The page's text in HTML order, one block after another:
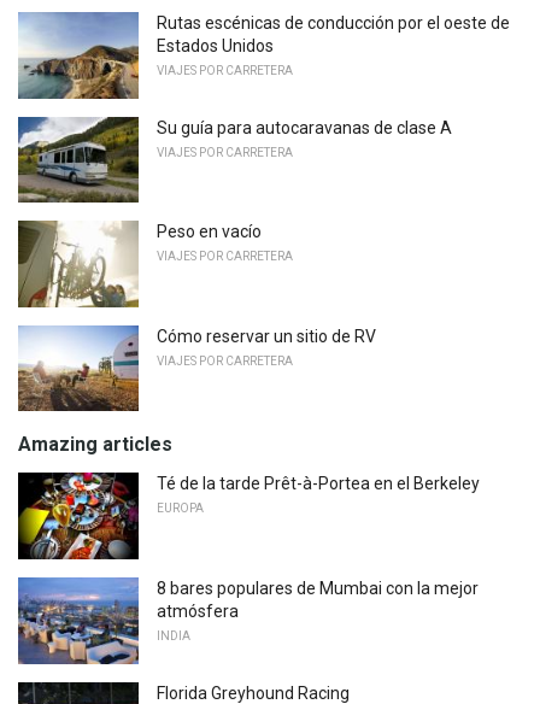
Rutas escénicas de conducción por el oeste de
Estados Unidos
VIAJES POR CARRETERA
Su guía para autocaravanas de clase A
VIAJES POR CARRETERA
Peso en vacío
VIAJES POR CARRETERA
Cómo reservar un sitio de RV
VIAJES POR CARRETERA
Amazing articles
Té de la tarde Prêt-à-Portea en el Berkeley
EUROPA
8 bares populares de Mumbai con la mejor
atmósfera
INDIA
Florida Greyhound Racing